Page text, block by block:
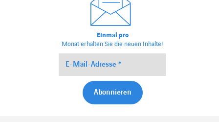
Einmal pro
Monat erhalten Sie die neuen Inhalte!